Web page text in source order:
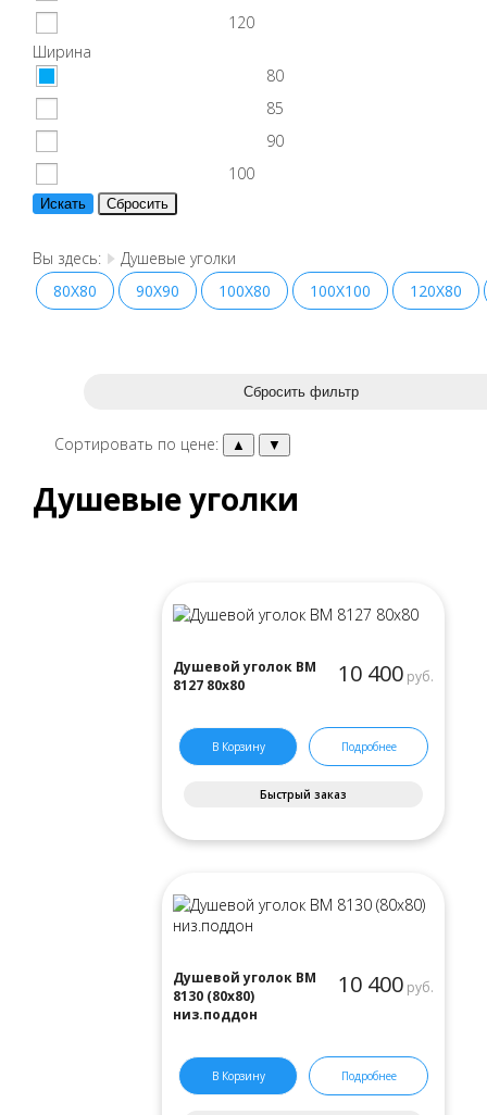
120
Ширина
80
85
90
100
Вы здесь:
Душевые уголки
80X80
90X90 100X80 100X100 120X80
Сортировать по цене:
Душевые уголки
Душевой уголок ВМ
8127 80x80
10 400 руб.
В Корзину Подробнее
Быстрый заказ
Душевой уголок ВМ
8130 (80х80)
низ.поддон
10 400 руб.
В Корзину Подробнее